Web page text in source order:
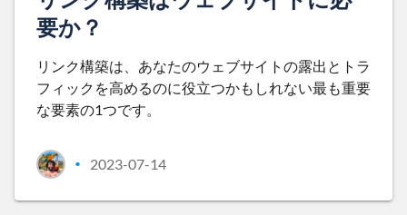
要か？
リンク構築は、あなたのウェブサイトの露出とトラ
フィックを高めるのに役立つかもしれない最も重要
な要素の1つです。
• 2023-07-14